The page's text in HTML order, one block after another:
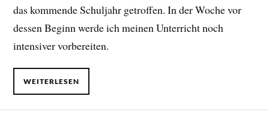
das kommende Schuljahr getroffen. In der Woche vor
dessen Beginn werde ich meinen Unterricht noch
intensiver vorbereiten.
WEITERLESEN